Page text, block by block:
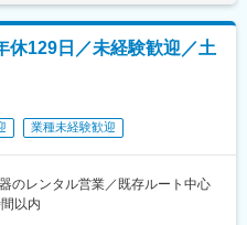
休129日／未経験歓迎／土
業種未経験歓迎
のレンタル営業／既存ルート中心
以内